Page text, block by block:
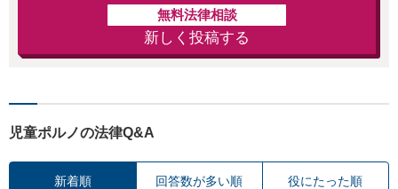
無料法律相談
新しく投稿する
児童ポルノの法律Q&A
新着順 回答数が多い順 役にたった順